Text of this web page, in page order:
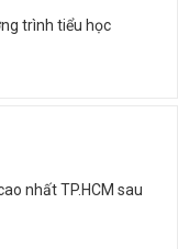
trình tiểu học
nhất TP.HCM sau